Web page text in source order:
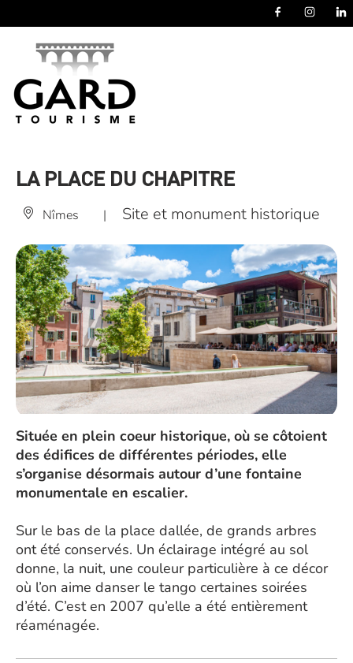
LA PLACE DU CHAPITRE
Nîmes | Site et monument historique
Située en plein coeur historique, où se côtoient
des édifices de différentes périodes, elle
s’organise désormais autour d’une fontaine
monumentale en escalier.
Sur le bas de la place dallée, de grands arbres
ont été conservés. Un éclairage intégré au sol
donne, la nuit, une couleur particulière à ce décor
où l’on aime danser le tango certaines soirées
d’été. C’est en 2007 qu’elle a été entièrement
réaménagée.